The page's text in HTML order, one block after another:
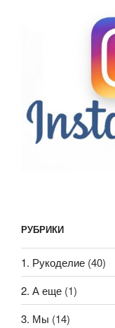
РУБРИКИ
1. Рукоделие (40)
2. А еще (1)
3. Мы (14)